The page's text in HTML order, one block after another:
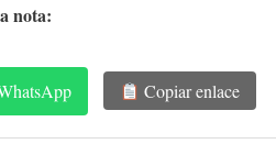
nota:
Copiar enlace